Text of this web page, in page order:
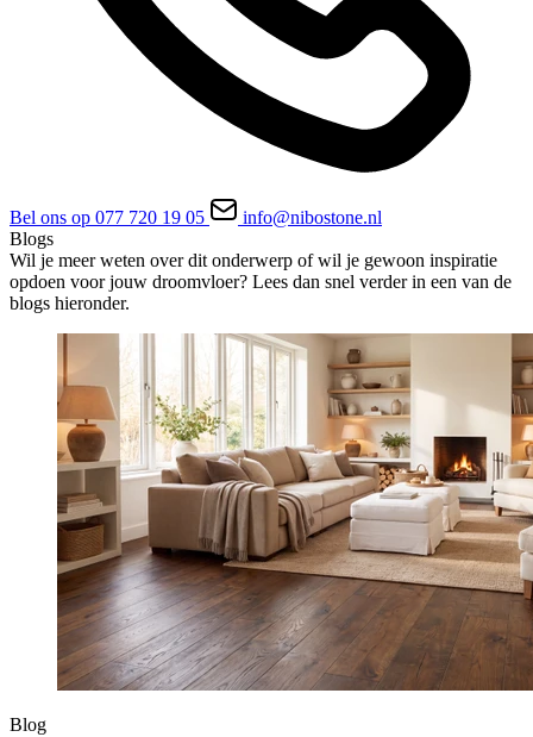
Bel ons op 077 720 19 05
info@nibostone.nl
Blogs
Wil je meer weten over dit onderwerp of wil je gewoon inspiratie
opdoen voor jouw droomvloer? Lees dan snel verder in een van de
blogs hieronder.
Blog